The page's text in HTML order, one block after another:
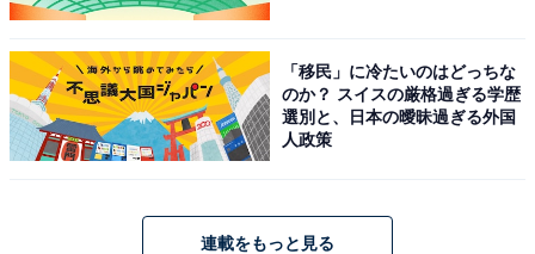
「移民」に冷たいのはどっちな
のか？ スイスの厳格過ぎる学歴
選別と、日本の曖昧過ぎる外国
人政策
連載をもっと見る